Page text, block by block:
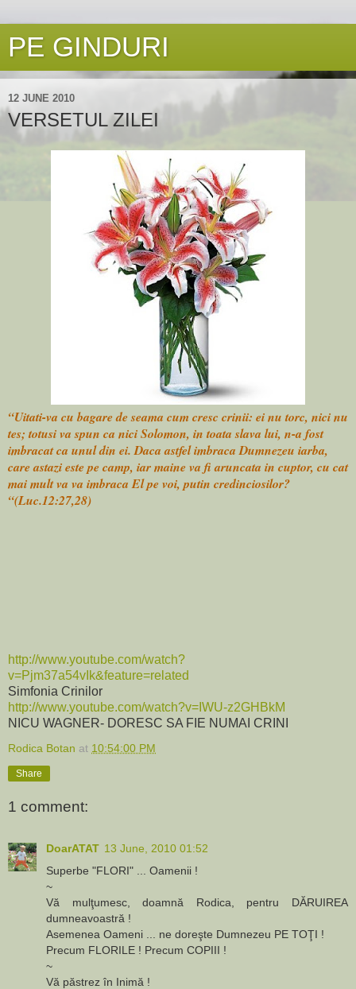
PE GINDURI
12 JUNE 2010
VERSETUL ZILEI
“Uitati-va cu bagare de seama cum cresc crinii: ei nu torc, nici nu
tes; totusi va spun ca nici Solomon, in toata slava lui, n-a fost
imbracat ca unul din ei. Daca astfel imbraca Dumnezeu iarba,
care astazi este pe camp, iar maine va fi aruncata in cuptor, cu cat
mai mult va va imbraca El pe voi, putin credinciosilor?
“(Luc.12:27,28)
http://www.youtube.com/watch?
v=Pjm37a54vIk&feature=related
Simfonia Crinilor
http://www.youtube.com/watch?v=IWU-z2GHBkM
NICU WAGNER- DORESC SA FIE NUMAI CRINI
Rodica Botan at 10:54:00 PM
Share
1 comment:
DoarATAT 13 June, 2010 01:52
Superbe "FLORI" ... Oamenii !
~
Vă mulţumesc, doamnă Rodica, pentru DĂRUIREA
dumneavoastră !
Asemenea Oameni ... ne doreşte Dumnezeu PE TOŢI !
Precum FLORILE ! Precum COPIII !
~
Vă păstrez în Inimă !